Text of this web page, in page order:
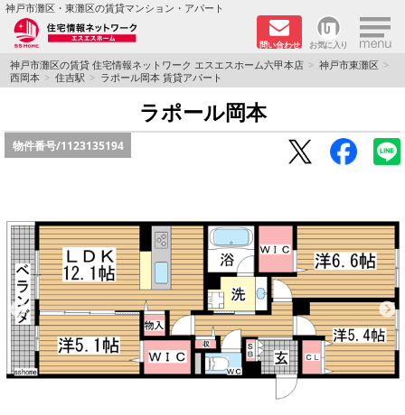
神戸市灘区・東灘区の賃貸マンション・アパート
問い合わせ お気に入り ×
TOPページ
学生さん向け物件
ペット飼育可物件
路線·駅から探す
地域から探す
地図から探す
神戸市灘区の賃貸 住宅情報ネットワーク エスエスホーム六甲本店
神戸市東灘区
西岡本
住吉駅 ラポール岡本 賃貸アパート
ラポール岡本
物件番号/1123135194